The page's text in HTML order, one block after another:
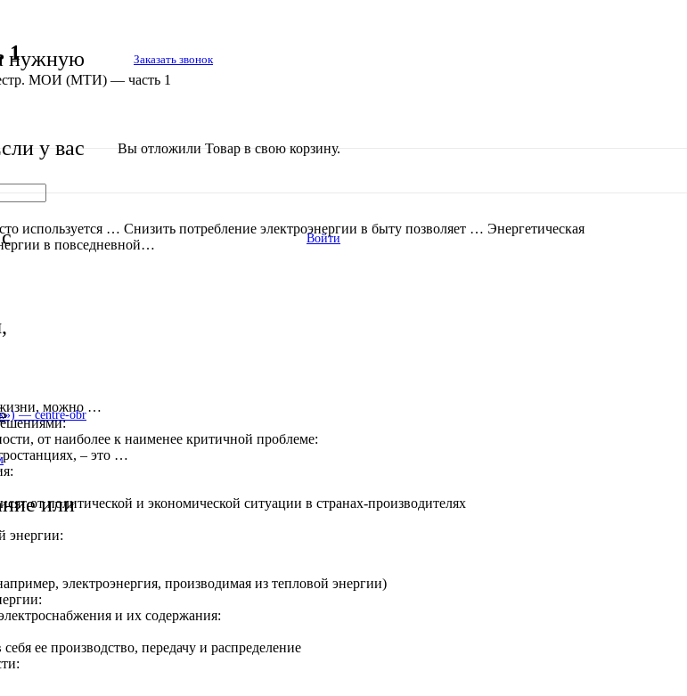
нужную
у вас
или
Заказать звонок
Вы отложили Товар в свою корзину.
Войти
— centre-obr
1
МОИ (МТИ) — часть 1
… Снизить потребление электроэнергии в быту позволяет … Энергетическая
в повседневной…
жизни, можно …
от наиболее к наименее критичной проблеме:
– это …
от политической и экономической ситуации в странах-производителях
энергии:
электроэнергия, производимая из тепловой энергии)
и их содержания:
ее производство, передачу и распределение